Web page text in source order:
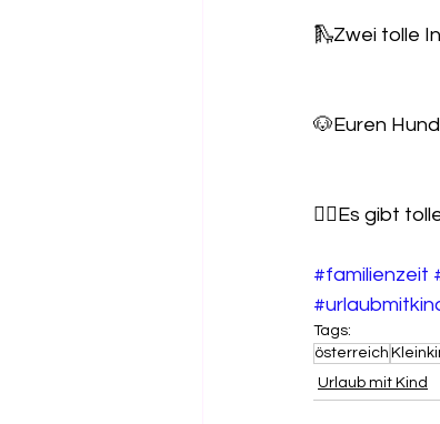
🛝Zwei tolle
🐶Euren
🧖‍♀️Es gibt
#familienzeit
Tags:
österreich
Urlaub mit Kind